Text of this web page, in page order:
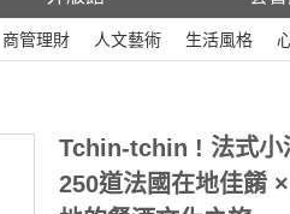
商管理財 人文藝術 生活風格
Tchin-tchin ! 法式小
250道法國在地佳餚